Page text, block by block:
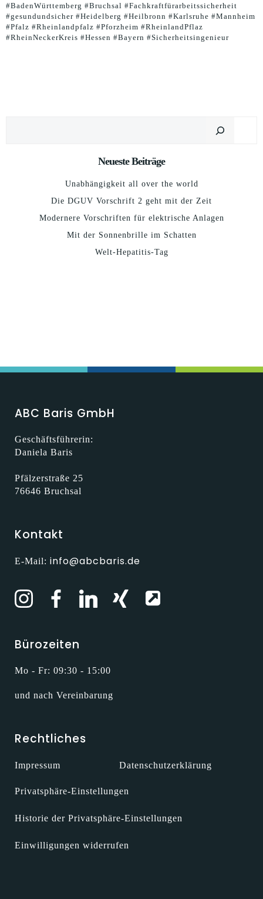
#BadenWürttemberg #Bruchsal #Fachkraftfürarbeitssicherheit
#gesundundsicher #Heidelberg #Heilbronn #Karlsruhe #Mannheim
#Pfalz #Rheinlandpfalz #Pforzheim #RheinlandPflaz
#RheinNeckerKreis #Hessen #Bayern #Sicherheitsingenieur
Neueste Beiträge
Unabhängigkeit all over the world
Die DGUV Vorschrift 2 geht mit der Zeit
Modernere Vorschriften für elektrische Anlagen
Mit der Sonnenbrille im Schatten
Welt-Hepatitis-Tag
ABC Baris GmbH
Geschäftsführerin:
Daniela Baris
Pfälzerstraße 25
76646 Bruchsal
Kontakt
E-Mail: info@abcbaris.de
Bürozeiten
Mo - Fr: 09:30 - 15:00
und nach Vereinbarung
Rechtliches
Impressum Datenschutzerklärung
Privatsphäre-Einstellungen
Historie der Privatsphäre-Einstellungen
Einwilligungen widerrufen